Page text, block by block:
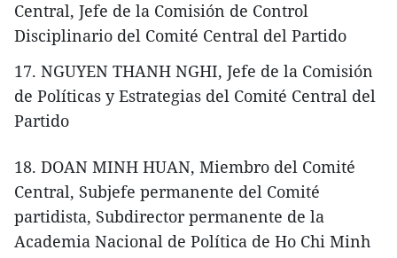
Central, Jefe de la Comisión de Control
Disciplinario del Comité Central del Partido
17. NGUYEN THANH NGHI, Jefe de la Comisión
de Políticas y Estrategias del Comité Central del
Partido
18. DOAN MINH HUAN, Miembro del Comité
Central, Subjefe permanente del Comité
partidista, Subdirector permanente de la
Academia Nacional de Política de Ho Chi Minh